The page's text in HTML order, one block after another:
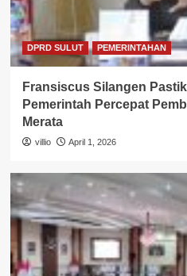
DPRD SULUT PEMERINTAHAN
Fransiscus Silangen
Pemerintah Percepat
Merata
villio April 1, 2026